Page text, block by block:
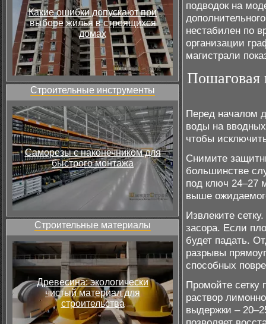
Какие ошибки допускают при
выборе жилья в строящихся
домах
Строительные инструменты
Саморезы с наконечником для
быстрого монтажа
Строительные материалы
Древесина: экологически
чистый материал для
строительства
подводок на
нестабилен по
организации
магистрали
Пошаговая
Перед началом
воды на
чтобы
Снимите
большинстве
под ключ 24–27
выше
Извлеките
засора. Если
будет падать.
разрывы
способных
Промойте сетку
раствор
выдержки –